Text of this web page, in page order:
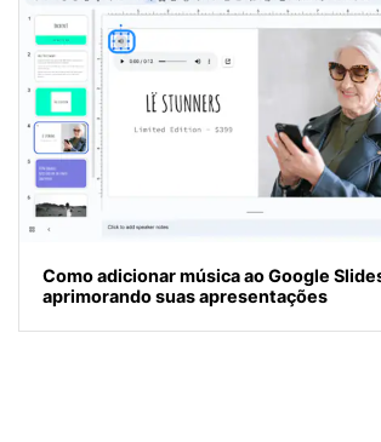
Como adicionar música ao Google
aprimorando suas apresentações